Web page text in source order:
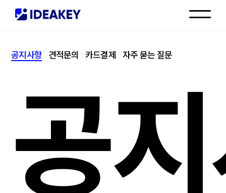
고객센터
공지사항 견적문의 카드결제 자주 묻는 질문
공